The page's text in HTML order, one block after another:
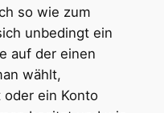
so wie zum
unbedingt ein
auf der einen
wählt,
oder ein Konto